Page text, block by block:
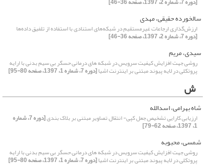
سالخورده حقیقی، مهدی
ارزش‌گذاری ارجاعات غیر‌مستقیم در شبکه‌های استنادی با استفاده از تلفیق داده‌ها
[دوره 7، شماره 2، 1397، صفحه 36-46]
سیدی، مریم
روشی جهت افزایش کیفیت سرویس در شبکه های درمانی حسگر بی سیم بدنی با ارایه
پروتکلی در لایه پیوند مبتنی بر اینترنت اشیا[دوره 7، شماره 1، 1397، صفحه 80-95]
ش
شاه بهرامی، اسدالله
ارزیابی کارایی تشخیص جعل کپی- انتقال تصاویر مبتنی بر بلاک بندی [دوره 7، شماره
1، 1397، صفحه 62-79]
شمسی، محبوبه
روشی جهت افزایش کیفیت سرویس در شبکه های درمانی حسگر بی سیم بدنی با ارایه
پروتکلی در لایه پیوند مبتنی بر اینترنت اشیا[دوره 7، شماره 1، 1397، صفحه 80-95]